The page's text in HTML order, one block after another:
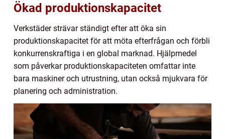
Ökad produktionskapacitet
Verkstäder strävar ständigt efter att öka sin
produktionskapacitet för att möta efterfrågan och förbli
konkurrenskraftiga i en global marknad. Hjälpmedel
som påverkar produktionskapaciteten omfattar inte
bara maskiner och utrustning, utan också mjukvara för
planering och administration.